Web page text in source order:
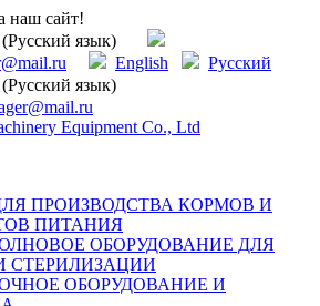
наш сайт!
(Русский язык)
English
Русский
язык)
ПРОИЗВОДСТВА КОРМОВ И
ПИТАНИЯ
ОБОРУДОВАНИЕ ДЛЯ
СТЕРИЛИЗАЦИИ
ОБОРУДОВАНИЕ И